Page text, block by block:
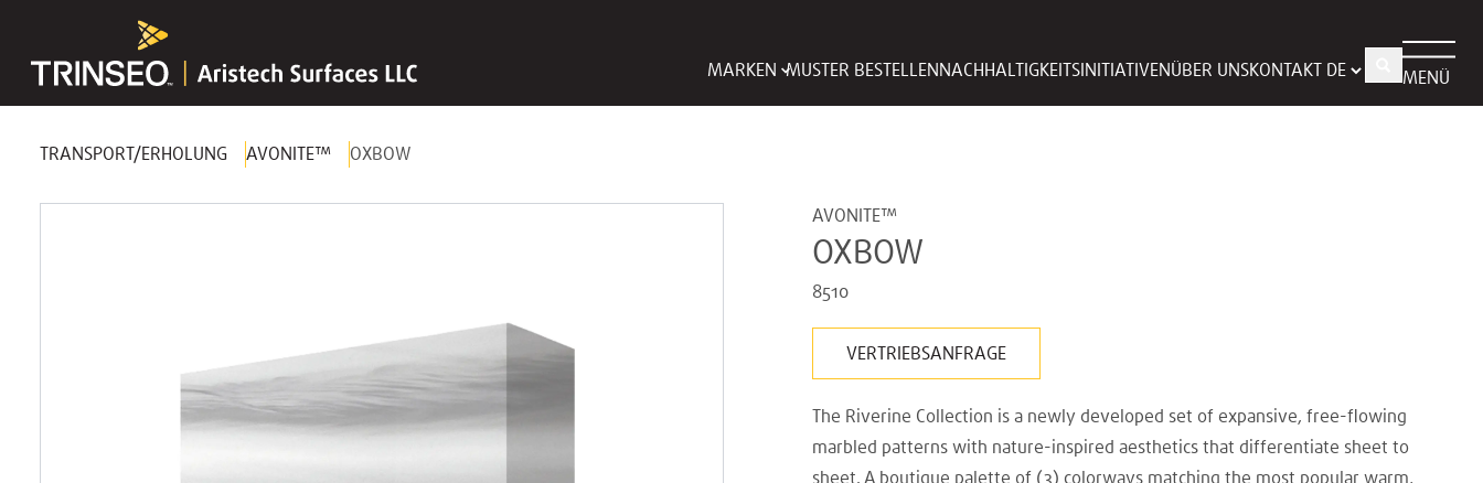
MARKEN MUSTER BESTELLEN NACHHALTIGKEITSINITIATIVENÜBER UNSKONTAKT MENÜ
TRANSPORT/ERHOLUNG AVONITE™ OXBOW
AVONITE™
OXBOW
8510
VERTRIEBSANFRAGE
The Riverine Collection is a newly developed set of expansive, free-flowing
marbled patterns with nature-inspired aesthetics that differentiate sheet to
sheet. A boutique palette of (3) colorways matching the most popular warm,